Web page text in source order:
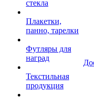
стекла
Плакетки,
панно, тарелки
Футляры для
наград
Текстильная
продукция